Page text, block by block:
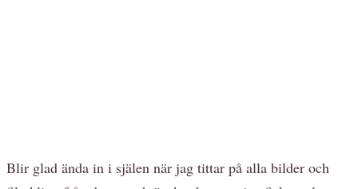
Blir glad ända in i själen när jag tittar på alla bilder och